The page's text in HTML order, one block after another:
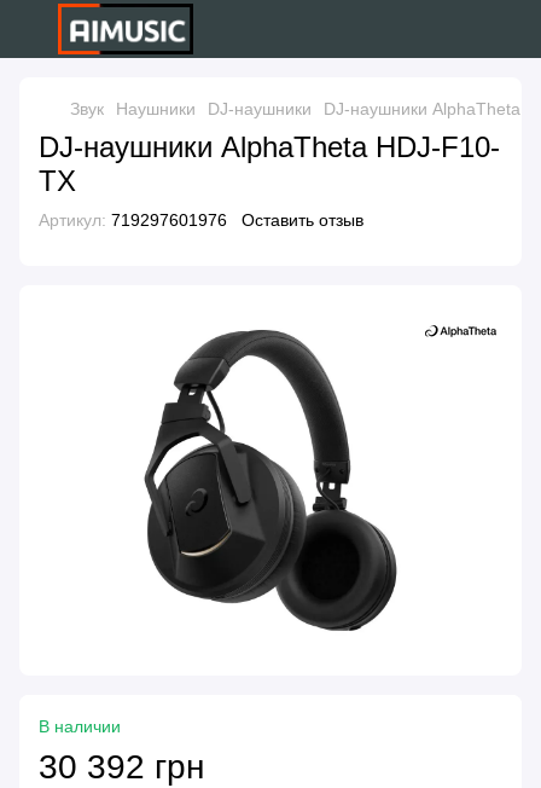
Звук Наушники DJ-наушники DJ-наушники AlphaTheta
DJ-наушники AlphaTheta HDJ-F10-
TX
Артикул: 719297601976 Оставить отзыв
В наличии
30 392 грн